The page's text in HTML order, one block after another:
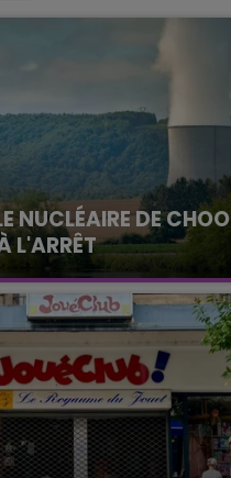
NUCLÉAIRE DE
L'ARRÊT
semaine que la
est à l'arrêt. Une
intense qui